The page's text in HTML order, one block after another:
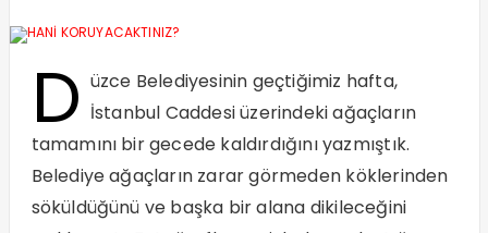
D üzce Belediyesinin geçtiğimiz hafta,
İstanbul Caddesi üzerindeki ağaçların
tamamını bir gecede kaldırdığını yazmıştık.
Belediye ağaçların zarar görmeden köklerinden
söküldüğünü ve başka bir alana dikileceğini